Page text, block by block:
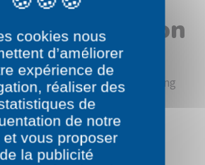
the Pokémon
page
in the Pokémon beginning
cookies nous
d’améliorer
expérience de
réaliser des
de
de notre
et vous proposer
de la publicité